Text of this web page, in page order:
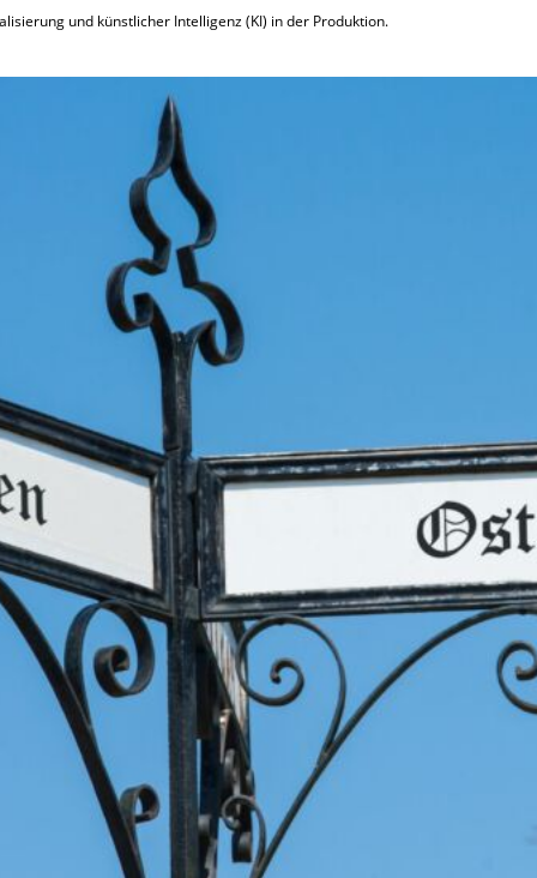
und künstlicher Intelligenz (KI) in der Produktion.